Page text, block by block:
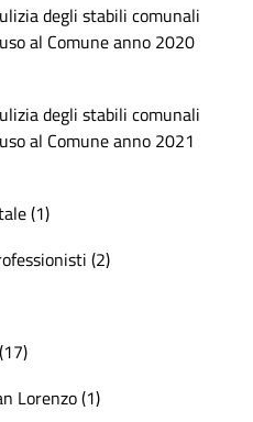
degli stabili comunali
al Comune anno 2020
degli stabili comunali
al Comune anno 2021
(1)
(2)
Lorenzo (1)